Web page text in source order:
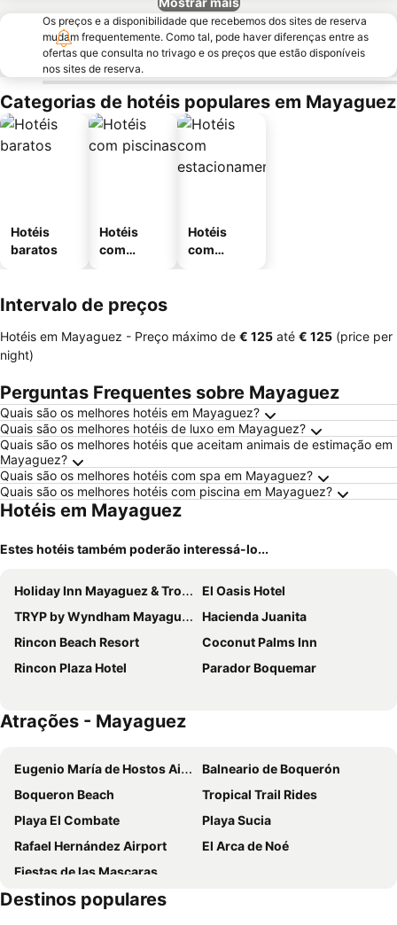
Os preços e a disponibilidade que recebemos dos sites de reserva
mudam frequentemente. Como tal, pode haver diferenças entre as
ofertas que consulta no trivago e os preços que estão disponíveis
nos sites de reserva.
Categorias de hotéis populares em Mayaguez
Hotéis
baratos
Hotéis
com
Hotéis
com
Intervalo de preços
Hotéis em Mayaguez - Preço máximo de ‎€ 125 até ‎€ 125 (price per
night)
Perguntas Frequentes sobre Mayaguez
Quais são os melhores hotéis em Mayaguez?
Quais são os melhores hotéis de luxo em Mayaguez?
Quais são os melhores hotéis que aceitam animais de estimação em
Mayaguez?
Quais são os melhores hotéis com spa em Mayaguez?
Quais são os melhores hotéis com piscina em Mayaguez?
Hotéis em Mayaguez
Estes hotéis também poderão interessá-lo...
Holiday Inn Mayaguez & Tropical Casino By Ihg
El Oasis Hotel
TRYP by Wyndham Mayaguez
Hacienda Juanita
Rincon Beach Resort
Coconut Palms Inn
Rincon Plaza Hotel
Parador Boquemar
Atrações - Mayaguez
Eugenio María de Hostos Airport
Balneario de Boquerón
Boqueron Beach
Tropical Trail Rides
Playa El Combate
Playa Sucia
Rafael Hernández Airport
El Arca de Noé
Fiestas de las Mascaras
Destinos populares